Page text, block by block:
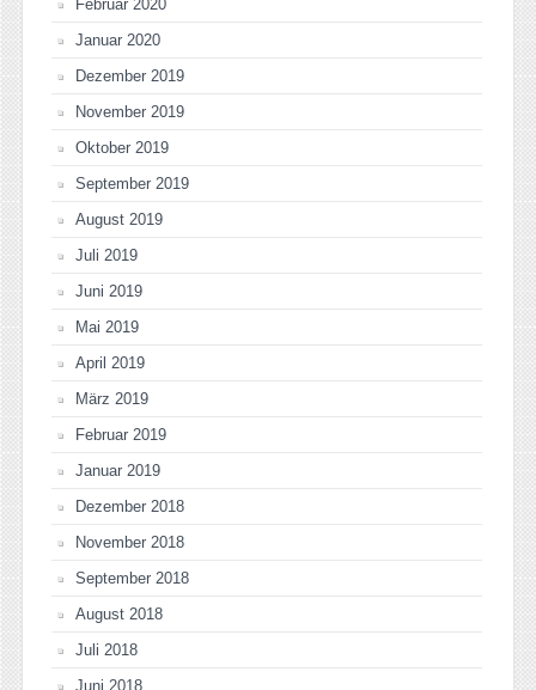
Februar 2020
Januar 2020
Dezember 2019
November 2019
Oktober 2019
September 2019
August 2019
Juli 2019
Juni 2019
Mai 2019
April 2019
März 2019
Februar 2019
Januar 2019
Dezember 2018
November 2018
September 2018
August 2018
Juli 2018
Juni 2018